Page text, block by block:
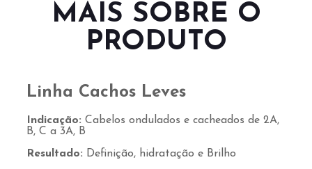
MAIS SOBRE O
PRODUTO
Linha Cachos Leves
Indicação: Cabelos ondulados e cacheados de 2A,
B, C a 3A, B
Resultado: Definição, hidratação e Brilho